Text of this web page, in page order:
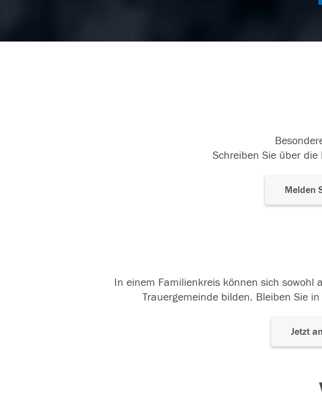
Schreiben Sie über
Melden
In einem Familienkreis können sich
Trauergemeinde bilden. Bleiben Sie
Jetzt